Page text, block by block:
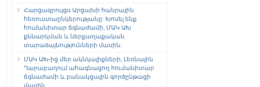
Հարցազրույցս Արցախի հանրային
հեռուստաընկերությանը: Խոսել ենք
հումանիտար ճգնաժամի, ՄԱԿ ԱԽ
քննարկման և ներքաղաքական
տարաձայնությունների մասին:
ՄԱԿ ԱԽ-ից մեր ակնկալիքների, Լեռնային
Ղարաբաղում ահագնացող հումանիտար
ճգնաժամի և բանակցային գործընթացի
մասին